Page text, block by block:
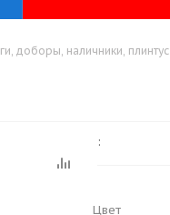
доборы, наличники, плинтус
:
Цвет